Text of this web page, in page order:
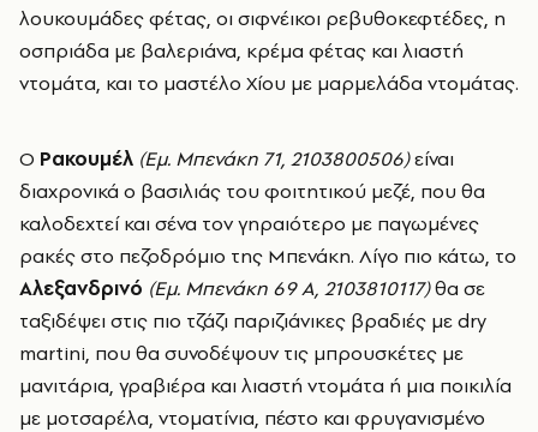
λουκουμάδες φέτας, οι σιφνέικοι ρεβυθοκεφτέδες, η
οσπριάδα με βαλεριάνα, κρέμα φέτας και λιαστή
ντομάτα, και το μαστέλο Χίου με μαρμελάδα ντομάτας.
Ο Ρακουμέλ (Εμ. Μπενάκη 71, 2103800506)είναι
διαχρονικά ο βασιλιάς του φοιτητικού μεζέ, που θα
καλοδεχτεί και σένα τον γηραιότερο με παγωμένες
ρακές στο πεζοδρόμιο της Μπενάκη. Λίγο πιο κάτω, το
Αλεξανδρινό (Εμ. Μπενάκη 69 Α, 2103810117)θα σε
ταξιδέψει στις πιο τζάζι παριζιάνικες βραδιές με dry
martini, που θα συνοδέψουν τις μπρουσκέτες με
μανιτάρια, γραβιέρα και λιαστή ντομάτα ή μια ποικιλία
με μοτσαρέλα, ντοματίνια, πέστο και φρυγανισμένο